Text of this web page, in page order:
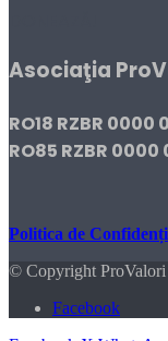
Asociaţia
RO18 RZBR 0000
RO85 RZBR 0000
Politica de
© Copyright ProValori
Facebook